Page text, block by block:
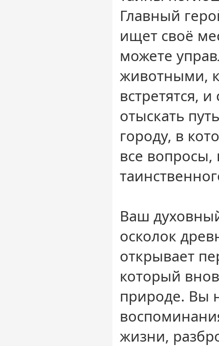
Главный
ищет своё
можете
животными,
встретятся,
отыскать
городу, в
все
Ваш
осколок
открывает
который
природе. Вы
жизни,